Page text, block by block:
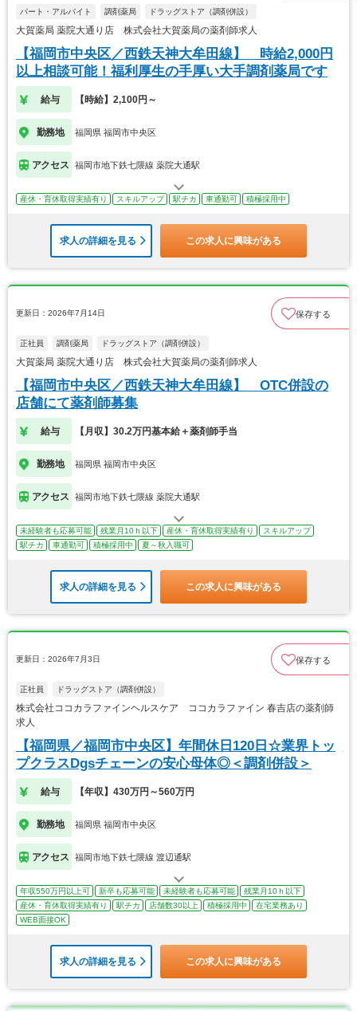
パート・アルバイト 調剤薬局 ドラッグストア（調剤併設）
大賀薬局 薬院大通り店 株式会社大賀薬局の薬剤師求人
【福岡市中央区／西鉄天神大牟田線】 時給2,000円
以上相談可能！福利厚生の手厚い大手調剤薬局です
給与 【時給】2,100円～
勤務地 福岡県 福岡市中央区
アクセス 福岡市地下鉄七隈線 薬院大通駅
産休・育休取得実績有り スキルアップ 駅チカ 車通勤可 積極採用中
求人の詳細を見る この求人に興味がある
更新日：2026年7月14日 保存する
正社員 調剤薬局 ドラッグストア（調剤併設）
大賀薬局 薬院大通り店 株式会社大賀薬局の薬剤師求人
【福岡市中央区／西鉄天神大牟田線】 OTC併設の
店舗にて薬剤師募集
給与 【月収】30.2万円基本給＋薬剤師手当
勤務地 福岡県 福岡市中央区
アクセス 福岡市地下鉄七隈線 薬院大通駅
未経験者も応募可能 残業月10ｈ以下 産休・育休取得実績有り
スキルアップ
駅チカ
車通勤可 積極採用中 夏～秋入職可
求人の詳細を見る この求人に興味がある
更新日：2026年7月3日 保存する
正社員 ドラッグストア（調剤併設）
株式会社ココカラファインヘルスケア ココカラファイン 春吉店の薬剤師
求人
【福岡県／福岡市中央区】年間休日120日☆業界トッ
プクラスDgsチェーンの安心母体◎＜調剤併設＞
給与 【年収】430万円～560万円
勤務地 福岡県 福岡市中央区
アクセス 福岡市地下鉄七隈線 渡辺通駅
年収550万円以上可 新卒も応募可能 未経験者も応募可能
残業月10ｈ以下
産休・育休取得実績有り
駅チカ 店舗数30以上 積極採用中
在宅業務あり
WEB面接OK
求人の詳細を見る この求人に興味がある